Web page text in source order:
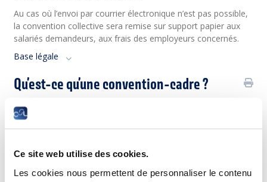
Ce site web utilise des cookies.
Les cookies nous permettent de personnaliser le contenu
Au cas où l’envoi par courrier électronique n’est pas possible,
la convention collective sera remise sur support papier aux
salariés demandeurs, aux frais des employeurs concernés.
Base légale
Qu’est-ce qu’une convention-cadre ?
Sur décision des parties contractantes, une convention
collective de travail qui s’applique à un groupement ou un
ensemble d’entreprises ou d’employeurs, à un secteur ou à
cadre, à condition que la convention collective prévoie
expressément :